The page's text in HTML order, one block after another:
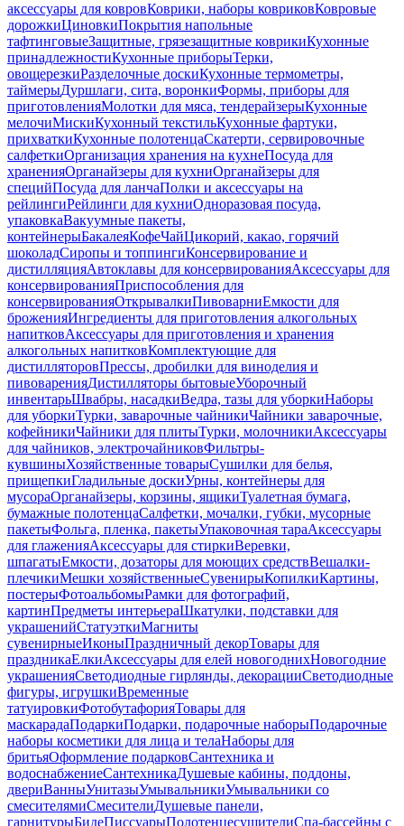
аксессуары для ковровКоврики, наборы ковриковКовровые
дорожкиЦиновкиПокрытия напольные
тафтинговыеЗащитные, грязезащитные коврикиКухонные
принадлежностиКухонные приборыТерки,
овощерезкиРазделочные доскиКухонные термометры,
таймерыДуршлаги, сита, воронкиФормы, приборы для
приготовленияМолотки для мяса, тендерайзерыКухонные
мелочиМискиКухонный текстильКухонные фартуки,
прихваткиКухонные полотенцаСкатерти, сервировочные
салфеткиОрганизация хранения на кухнеПосуда для
храненияОрганайзеры для кухниОрганайзеры для
специйПосуда для ланчаПолки и аксессуары на
рейлингиРейлинги для кухниОдноразовая посуда,
упаковкаВакуумные пакеты,
контейнерыБакалеяКофеЧайЦикорий, какао, горячий
шоколадСиропы и топпингиКонсервирование и
дистилляцияАвтоклавы для консервированияАксессуары для
консервированияПриспособления для
консервированияОткрывалкиПивоварниЕмкости для
броженияИнгредиенты для приготовления алкогольных
напитковАксессуары для приготовления и хранения
алкогольных напитковКомплектующие для
дистилляторовПрессы, дробилки для виноделия и
пивоваренияДистилляторы бытовыеУборочный
инвентарьШвабры, насадкиВедра, тазы для уборкиНаборы
для уборкиТурки, заварочные чайникиЧайники заварочные,
кофейникиЧайники для плитыТурки, молочникиАксессуары
для чайников, электрочайниковФильтры-
кувшиныХозяйственные товарыСушилки для белья,
прищепкиГладильные доскиУрны, контейнеры для
мусораОрганайзеры, корзины, ящикиТуалетная бумага,
бумажные полотенцаСалфетки, мочалки, губки, мусорные
пакетыФольга, пленка, пакетыУпаковочная тараАксессуары
для глаженияАксессуары для стиркиВеревки,
шпагатыЕмкости, дозаторы для моющих средствВешалки-
плечикиМешки хозяйственныеСувенирыКопилкиКартины,
постерыФотоальбомыРамки для фотографий,
картинПредметы интерьераШкатулки, подставки для
украшенийСтатуэткиМагниты
сувенирныеИконыПраздничный декорТовары для
праздникаЕлкиАксессуары для елей новогоднихНовогодние
украшенияСветодиодные гирлянды, декорацииСветодиодные
фигуры, игрушкиВременные
татуировкиФотобутафорияТовары для
маскарадаПодаркиПодарки, подарочные наборыПодарочные
наборы косметики для лица и телаНаборы для
бритьяОформление подарковСантехника и
водоснабжениеСантехникаДушевые кабины, поддоны,
двериВанныУнитазыУмывальникиУмывальники со
смесителямиСмесителиДушевые панели,
гарнитурыБидеПиссуарыПолотенцесушителиСпа-бассейны с